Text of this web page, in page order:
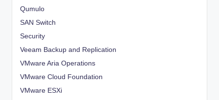
Qumulo
SAN Switch
Security
Veeam Backup and Replication
VMware Aria Operations
VMware Cloud Foundation
VMware ESXi